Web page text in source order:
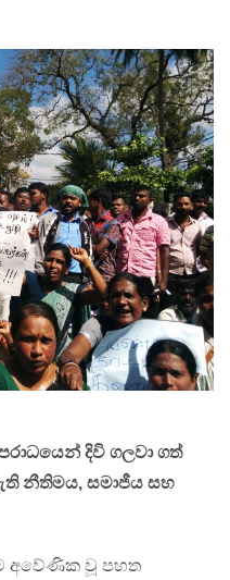
දිවි ගලවා ගත්
නීතිමය, සමාජීය සහ
අවේණික වූ පහත